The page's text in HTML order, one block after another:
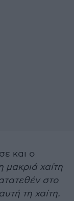
και ο
μακριά χαίτη
στο
τη χαίτη.